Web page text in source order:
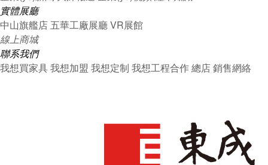
實體展廳
中山旗艦店 五華工廠展廳VR展館
線上商城
聯系我們
我想買家具我想加盟 我想定制 我想工程合作總店銷售網絡